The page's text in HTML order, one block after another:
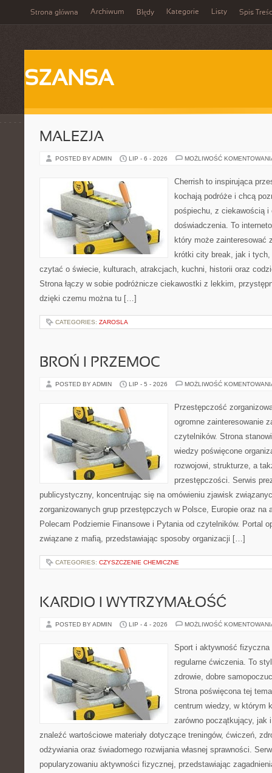
Strona główna Archiwum Błędy Kategorie Listy Spis
SZANSA
MALEZJA
POSTED BY ADMIN LIP - 6 - 2026 MOŻLIWOŚĆ
Cherrish to inspirująca
kochają podróże i chcą
pośpiechu, z ciekawością i
doświadczenia. To
który może zainteresować
krótki city break, jak i
czytać o świecie, kulturach, atrakcjach, kuchni, historii oraz
Strona łączy w sobie podróżnicze ciekawostki z lekkim,
dzięki czemu można tu […]
CATEGORIES: ZAROSLA
BROŃ I PRZEMOC
POSTED BY ADMIN LIP - 5 - 2026 MOŻLIWOŚĆ
Przestępczość
ogromne zainteresowanie
czytelników. Strona
wiedzy poświęcone
rozwojowi, strukturze, a
przestępczości. Serwis
publicystyczny, koncentrując się na omówieniu zjawisk
zorganizowanych grup przestępczych w Polsce, Europie oraz na
Polecam Podziemie Finansowe i Pytania od czytelników. Portal
związane z mafią, przedstawiając sposoby organizacji […]
CATEGORIES: CZYSZCZENIE CHEMICZNE
KARDIO I WYTRZYMAŁOŚĆ
POSTED BY ADMIN LIP - 4 - 2026 MOŻLIWOŚĆ
Sport i aktywność
regularne ćwiczenia. To
zdrowie, dobre
Strona poświęcona tej
centrum wiedzy, w którym
zarówno początkujący, jak
znaleźć wartościowe materiały dotyczące treningów, ćwiczeń,
odżywiania oraz świadomego rozwijania własnej sprawności.
popularyzowaniu aktywności fizycznej, przedstawiając